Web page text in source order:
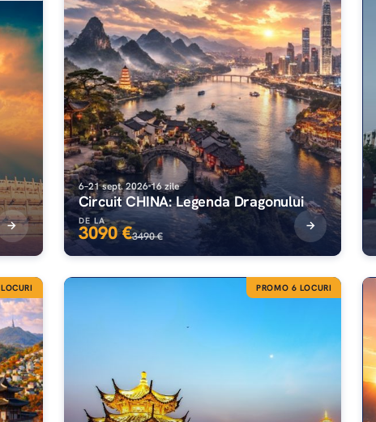
6–21 sept. 202616 zile
Circuit CHINA: Legenda Dragonului
DE LA
3090 €3490 €
PROMO 6 LOCURI